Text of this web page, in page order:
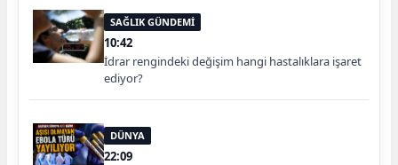
SAĞLIK GÜNDEMİ
10:42
İdrar rengindeki değişim hangi hastalıklara işaret
ediyor?
DÜNYA
22:09